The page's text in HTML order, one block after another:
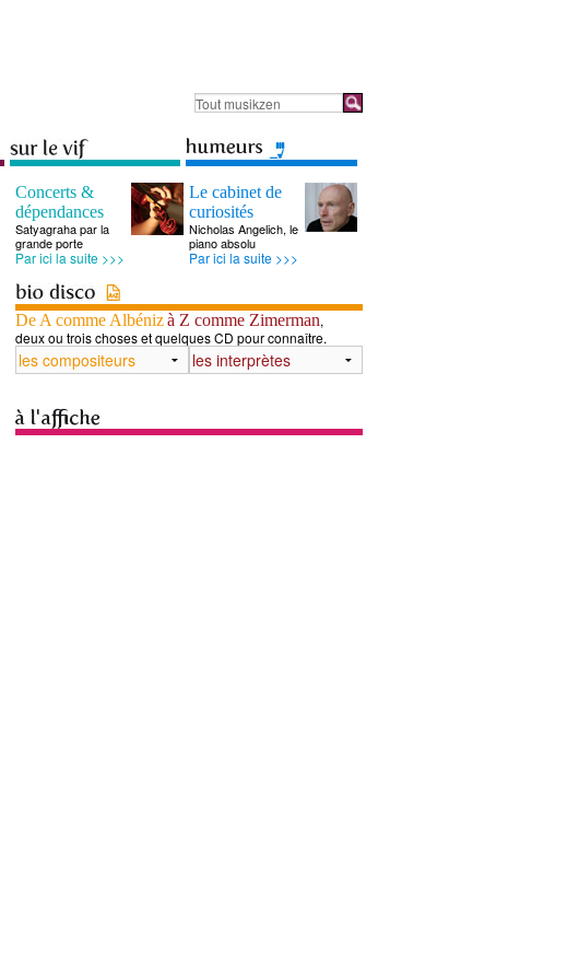
Concerts &
dépendances
Satyagraha par la
grande porte
Par ici la suite >>>
Le cabinet de
curiosités
Nicholas Angelich, le
piano absolu
Par ici la suite >>>
De A comme Albénizà Z comme Zimerman,
deux ou trois choses et quelques CD pour connaître.